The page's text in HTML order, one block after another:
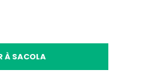
À SACOLA